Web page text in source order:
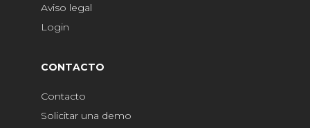
Aviso legal
Login
CONTACTO
Contacto
Solicitar una demo